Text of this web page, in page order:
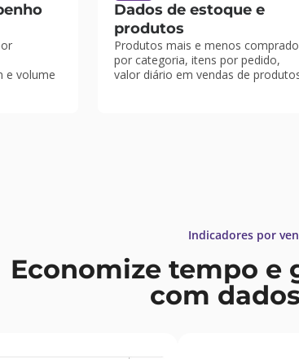
e volume
Dados de estoque e
produtos
Produtos mais e menos
por categoria, itens por pedido,
valor diário em vendas de
Indicadores por
Economize tempo e
com